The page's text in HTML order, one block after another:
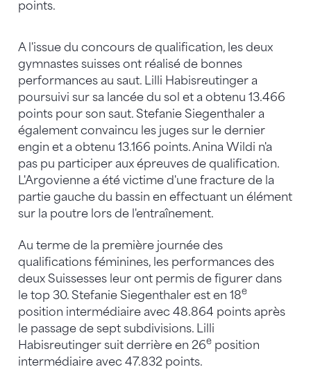
points.
A l'issue du concours de qualification, les deux
gymnastes suisses ont réalisé de bonnes
performances au saut. Lilli Habisreutinger a
poursuivi sur sa lancée du sol et a obtenu 13.466
points pour son saut. Stefanie Siegenthaler a
également convaincu les juges sur le dernier
engin et a obtenu 13.166 points. Anina Wildi n'a
pas pu participer aux épreuves de qualification.
L'Argovienne a été victime d'une fracture de la
partie gauche du bassin en effectuant un élément
sur la poutre lors de l'entraînement.
Au terme de la première journée des
qualifications féminines, les performances des
deux Suissesses leur ont permis de figurer dans
le top 30. Stefanie Siegenthaler est en 18e
position intermédiaire avec 48.864 points après
le passage de sept subdivisions. Lilli
Habisreutinger suit derrière en 26e position
intermédiaire avec 47.832 points.